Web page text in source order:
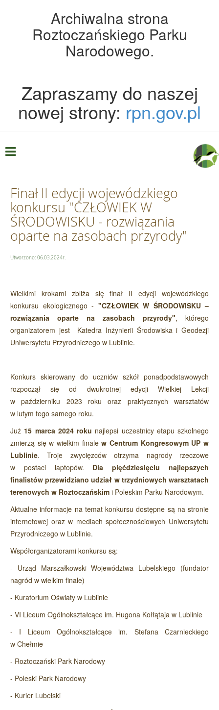
Archiwalna strona
Roztoczańskiego Parku
Narodowego.
Zapraszamy do naszej
nowej strony: rpn.gov.pl
Finał II edycji wojewódzkiego
konkursu "CZŁOWIEK W
ŚRODOWISKU - rozwiązania
oparte na zasobach przyrody"
Utworzono: 06.03.2024r.
Wielkimi krokami zbliża się finał II edycji wojewódzkiego
konkursu ekologicznego - "CZŁOWIEK W ŚRODOWISKU –
rozwiązania oparte na zasobach przyrody", którego
organizatorem jest Katedra Inżynierii Środowiska i Geodezji
Uniwersytetu Przyrodniczego w Lublinie.
Konkurs skierowany do uczniów szkół ponadpodstawowych
rozpoczął się od dwukrotnej edycji Wielkiej Lekcji
w październiku 2023 roku oraz praktycznych warsztatów
w lutym tego samego roku.
Już 15 marca 2024 roku najlepsi uczestnicy etapu szkolnego
zmierzą się w wielkim finalew Centrum Kongresowym UP w
Lublinie. Troje zwycięzców otrzyma nagrody rzeczowe
w postaci laptopów. Dla pięćdziesięciu najlepszych
finalistów przewidziano udział w trzydniowych warsztatach
terenowych w Roztoczańskim i Poleskim Parku Narodowym.
Aktualne informacje na temat konkursu dostępne są na stronie
internetowej oraz w mediach społecznościowych Uniwersytetu
Przyrodniczego w Lublinie.
Współorganizatorami konkursu są:
- Urząd Marszałkowski Województwa Lubelskiego (fundator
nagród w wielkim finale)
- Kuratorium Oświaty w Lublinie
- VI Liceum Ogólnokształcące im. Hugona Kołłątaja w Lublinie
- I Liceum Ogólnokształcące im. Stefana Czarnieckiego
w Chełmie
- Roztoczański Park Narodowy
- Poleski Park Narodowy
- Kurier Lubelski